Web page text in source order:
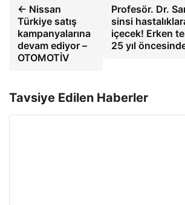
← Nissan
Türkiye satış
kampanyalarına
devam ediyor –
OTOMOTİV
Profesör. Dr.
sinsi
içecek! Erken
25 yıl
Tavsiye Edilen Haberler